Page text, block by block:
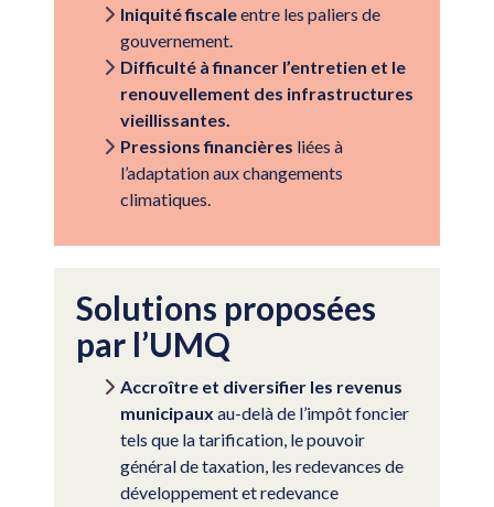
Iniquité fiscaleentre les paliers de
gouvernement.
Difficulté à financer l’entretien et le
renouvellement des infrastructures
vieillissantes.
Pressions financières liées à
l’adaptation aux changements
climatiques.
Solutions proposées
par l’UMQ
Accroître et diversifier les revenus
municipaux au-delà de l’impôt foncier
tels que la tarification, le pouvoir
général de taxation, les redevances de
développement et redevance